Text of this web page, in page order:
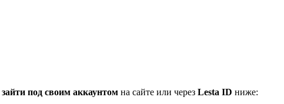
зайти под своим аккаунтом на сайте или через Lesta ID ниже: